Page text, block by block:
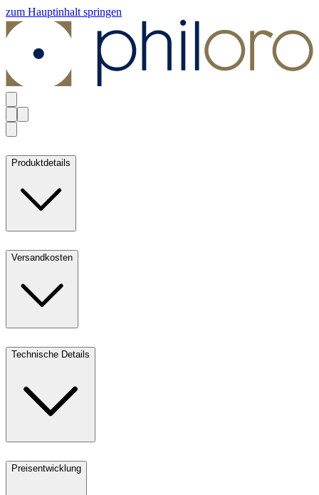
zum Hauptinhalt springen
Produktdetails
Versandkosten
Technische Details
Preisentwicklung